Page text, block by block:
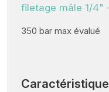
filetage mâle 1/4"
350 bar max évalué